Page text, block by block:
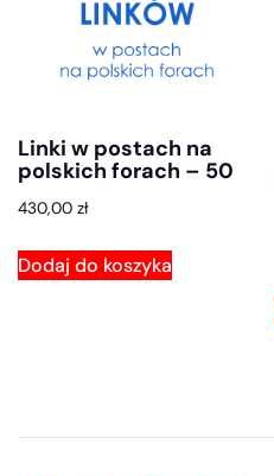
Linki w postach na
polskich forach – 50
430,00 zł
Dodaj do koszyka